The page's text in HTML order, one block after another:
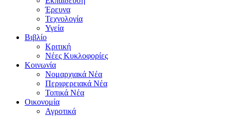
Έρευνα
Τεχνολογία
Υγεία
Βιβλίο
Κριτική
Νέες Κυκλοφορίες
Κοινωνία
Νομαρχιακά Νέα
Περιφερειακά Νέα
Τοπικά Νέα
Οικονομία
Αγροτικά